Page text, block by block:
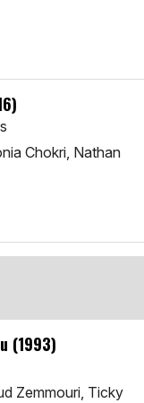
Chokri, Nathan
(1993)
Zemmouri, Ticky